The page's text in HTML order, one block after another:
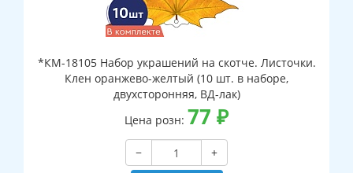
*КМ-18105 Набор украшений на скотче. Листочки.
Клен оранжево-желтый (10 шт. в наборе,
двухсторонняя, ВД-лак)
Цена розн: 77 ₽
−
+